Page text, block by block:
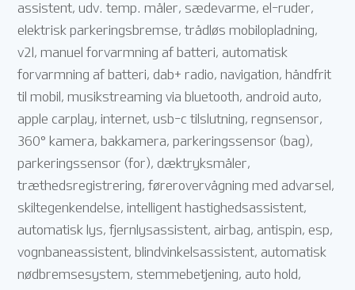
assistent, udv. temp. måler, sædevarme, el-ruder,
elektrisk parkeringsbremse, trådløs mobilopladning,
v2l, manuel forvarmning af batteri, automatisk
forvarmning af batteri, dab+ radio, navigation, håndfrit
til mobil, musikstreaming via bluetooth, android auto,
apple carplay, internet, usb-c tilslutning, regnsensor,
360° kamera, bakkamera, parkeringssensor (bag),
parkeringssensor (for), dæktryksmåler,
træthedsregistrering, førerovervågning med advarsel,
skiltegenkendelse, intelligent hastighedsassistent,
automatisk lys, fjernlysassistent, airbag, antispin, esp,
vognbaneassistent, blindvinkelsassistent, automatisk
nødbremsesystem, stemmebetjening, auto hold,